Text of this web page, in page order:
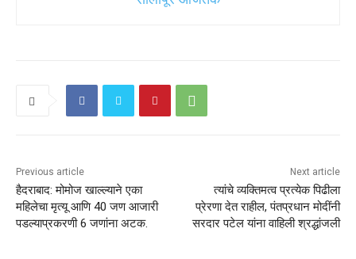
Previous article
हैदराबाद: मोमोज खाल्ल्याने एका
महिलेचा मृत्यू आणि 40 जण आजारी
पडल्याप्रकरणी 6 जणांना अटक.
Next article
त्यांचे व्यक्तिमत्व प्रत्येक पिढीला
प्रेरणा देत राहील, पंतप्रधान मोदींनी
सरदार पटेल यांना वाहिली श्रद्धांजली